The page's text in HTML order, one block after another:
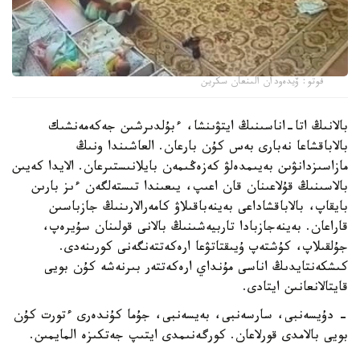
فوتو: ۆيدەودان الىنعان سكرين
بالانىڭ اتا-اناسىنىڭ ايتۋىنشا، ءبۇلدىرشىن جەكەمەنشىك
بالاباقشاعا نەبارى بەس كۇن بارعان. العاشىندا ونىڭ
مازاسىزدانۋىن بەيىمدەلۋ كەزەڭىمەن بايلانىستىرعان. الايدا كەيىن
بالاسىنىڭ قۇلاعىنان قان اعىپ، يىعىندا تىستەلگەن ءىز بارىن
بايقاپ، بالاباقشاداعى بەينەباقىلاۋ كامەرالارىنىڭ جازباسىن
قاراعان. بەينەجازبادا تاربيەشىنىڭ بالانى قولىنان سۇيرەپ،
جۇلقىلاپ، كۇشتەپ ۇيىقتاتۋعا ارەكەتتەنگەنى كورىنەدى.
كىشكەنتايدىڭ اناسى مۇنداي ارەكەتتەر بىرنەشە كۇن بويى
قايتالانعانىن ايتادى.
- دۇيسەنبى، سارسەنبى، بەيسەنبى، جۇما كۇندەرى ءتورت كۇن
بويى بالامدى قورلاعان. كورگەنىمدى ايتىپ جەتكىزە المايمىن.